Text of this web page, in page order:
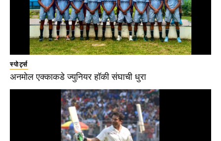
स्पोर्ट्स
अनमोल एक्काकडे ज्युनियर हॉकी संघाची धुरा